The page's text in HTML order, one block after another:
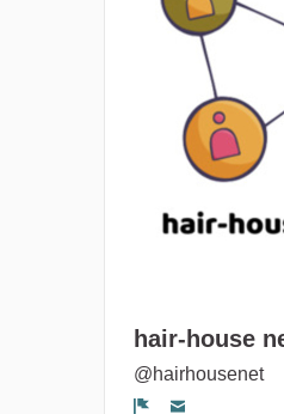
hair-house
@hairhousenet